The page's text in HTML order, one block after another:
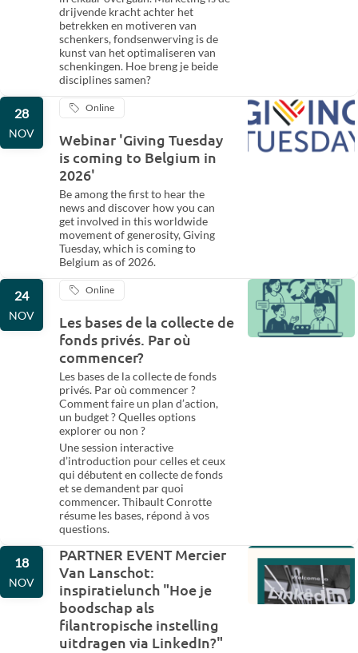
drijvende kracht achter het
betrekken en motiveren van
schenkers, fondsenwerving is de
kunst van het optimaliseren van
schenkingen. Hoe breng je beide
disciplines samen?
28
NOV
Online
Webinar 'Giving Tuesday
is coming to Belgium in
2026'
Be among the first to hear the
news and discover how you can
get involved in this worldwide
movement of generosity, Giving
Tuesday, which is coming to
Belgium as of 2026.
24
NOV
Online
Les bases de la collecte de
fonds privés. Par où
commencer?
Les bases de la collecte de fonds
privés. Par où commencer ?
Comment faire un plan d’action,
un budget ? Quelles options
explorer ou non ?
Une session interactive
d’introduction pour celles et ceux
qui débutent en collecte de fonds
et se demandent par quoi
commencer. Thibault Conrotte
résume les bases, répond à vos
questions.
18
NOV
PARTNER EVENT Mercier
Van Lanschot:
inspiratielunch "Hoe je
boodschap als
filantropische instelling
uitdragen via LinkedIn?"